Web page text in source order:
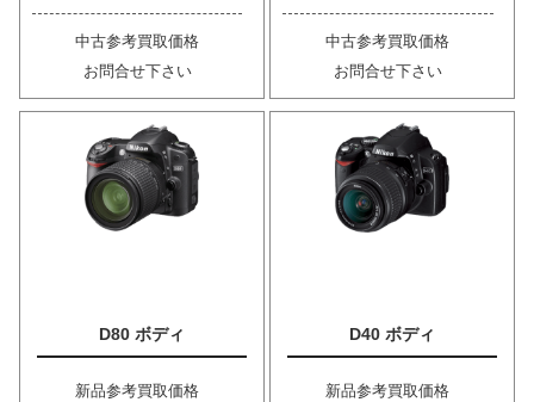
中古参考買取価格
お問合せ下さい
中古参考買取価格
お問合せ下さい
D80 ボディ
新品参考買取価格
D40 ボディ
新品参考買取価格